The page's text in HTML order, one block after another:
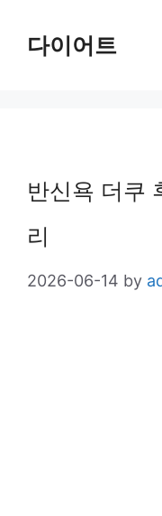
다이어트
반신욕 더쿠
리
2026-06-14 by